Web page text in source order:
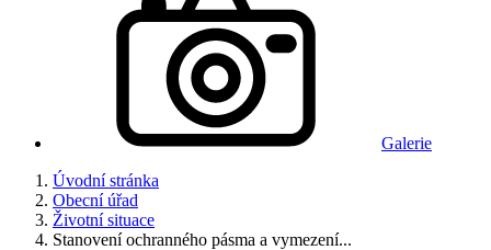
Galerie
Úvodní stránka
Obecní úřad
Životní situace
Stanovení ochranného pásma a vymezení...